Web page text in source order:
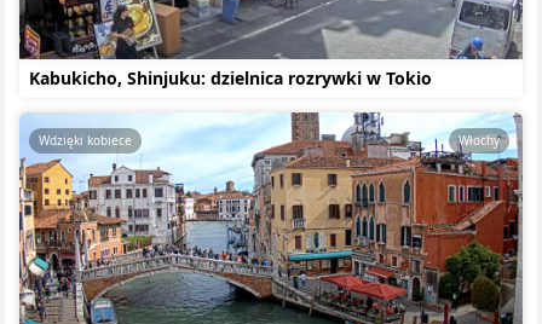
Kabukicho, Shinjuku: dzielnica rozrywki w Tokio
Wdzięki kobiece Włochy